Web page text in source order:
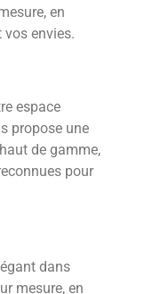
en
envies.
espace
propose une
de gamme,
pour
dans
mesure, en